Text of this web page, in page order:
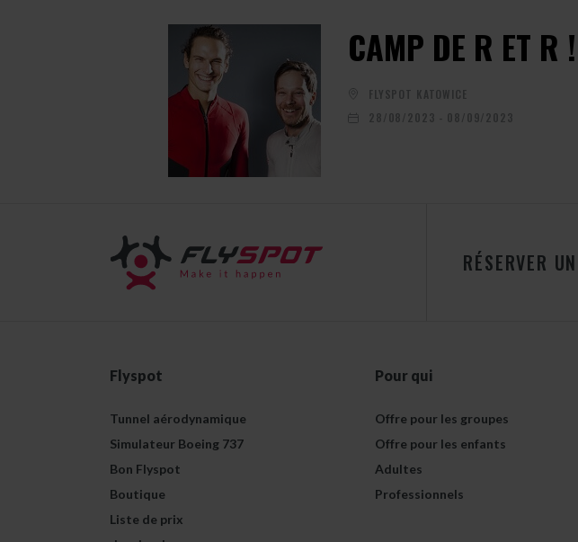
CAMP DE R ET R !
FLYSPOT KATOWICE
28/08/2023 - 08/09/2023
RÉSERVER
Flyspot
Tunnel aérodynamique
Simulateur Boeing 737
Bon Flyspot
Boutique
Liste de prix
Pour qui
Offre pour les groupes
Offre pour les enfants
Adultes
Professionnels